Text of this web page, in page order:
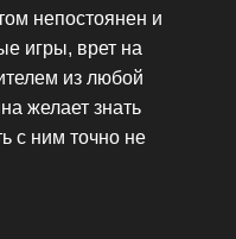
непостоянен и
игры, врет на
из любой
желает знать
с ним точно не